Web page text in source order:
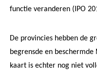
functie veranderen (IPO
De provincies hebben de
begrensde en
kaart is echter nog niet